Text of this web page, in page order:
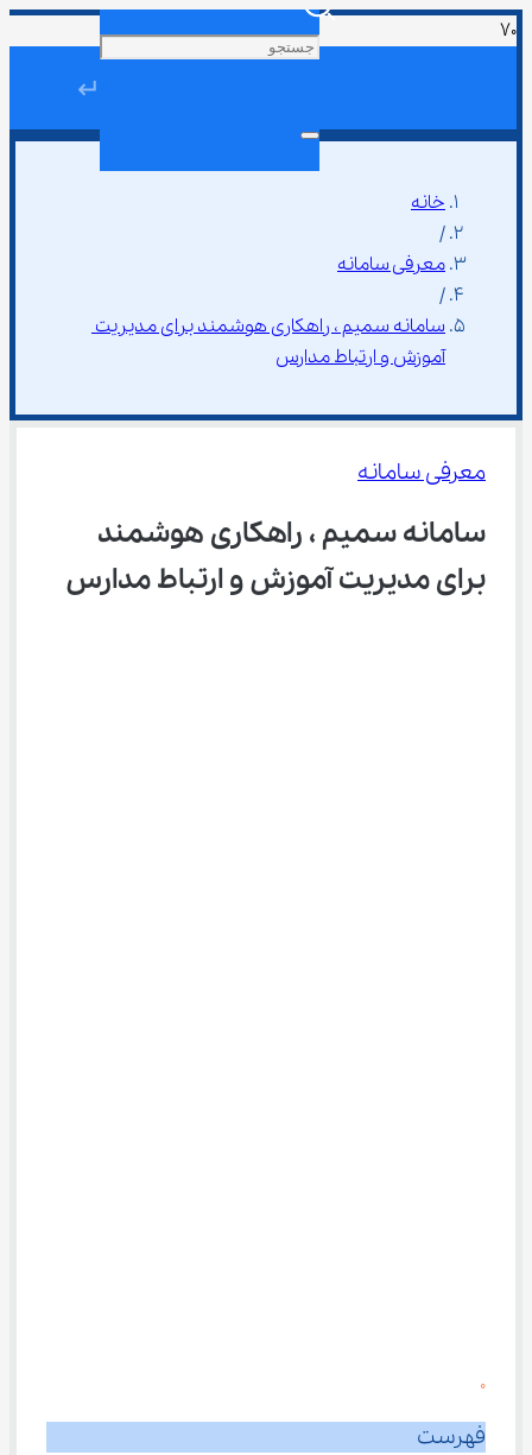
↵
خانه
/
معرفی سامانه
/
سامانه سمیم ، راهکاری هوشمند برای مدیریت
آموزش و ارتباط مدارس
معرفی سامانه
سامانه سمیم ، راهکاری هوشمند
برای مدیریت آموزش و ارتباط مدارس
0
فهرست